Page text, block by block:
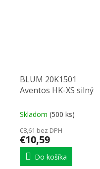
BLUM 20K1501
Aventos HK-XS silný
Skladom (500 ks)
€8,61 bez DPH
€10,59
Do košíka